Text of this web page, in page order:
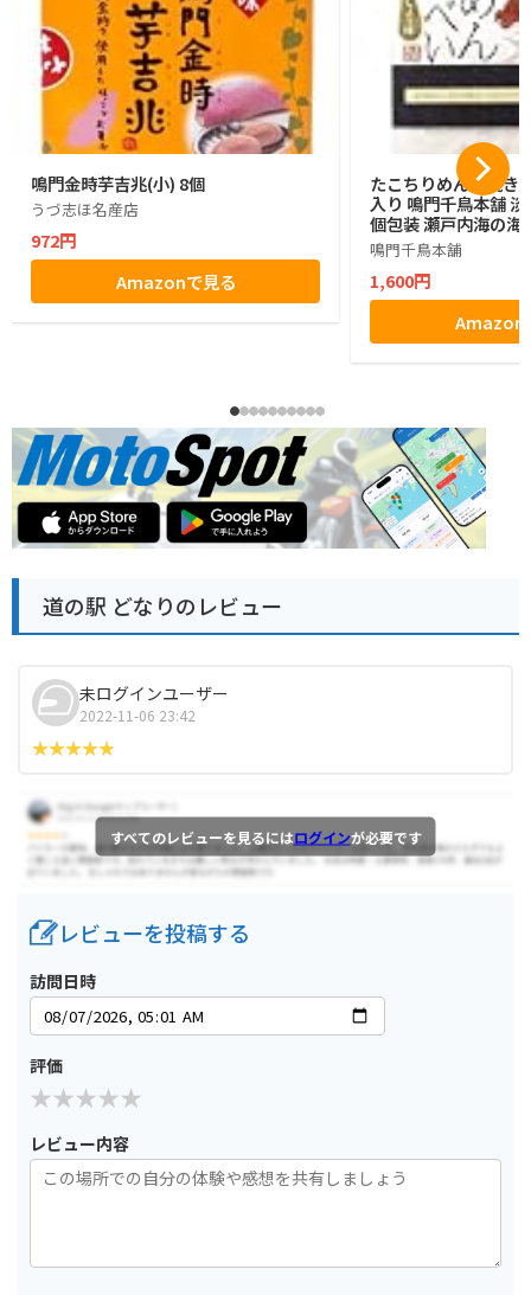
鳴門金時芋吉兆(小) 8個
うづ志ほ名産店
972円
Amazonで見る
たこちりめん素焼き
入り 鳴門千鳥本舗
個包装 瀬戸内海の海
鳴門千鳥本舗
1,600円
Amazon
道の駅 どなりのレビュー
未ログインユーザー
2022-11-06 23:42
すべてのレビューを見るにはログインが必要です
レビューを投稿する
訪問日時
評価
レビュー内容